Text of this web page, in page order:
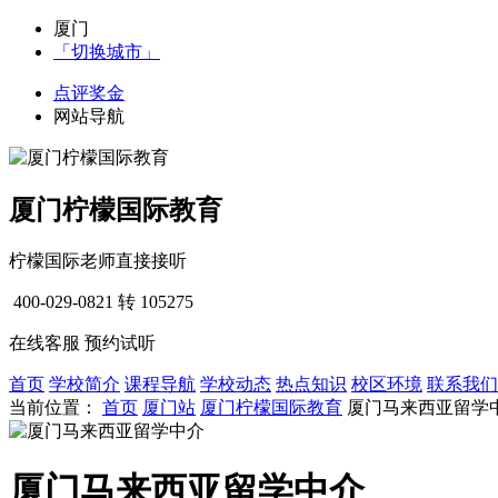
厦门
「切换城市」
点评奖金
网站导航
厦门柠檬国际教育
柠檬国际老师直接接听
400-029-0821 转 105275
在线客服 预约试听
首页 学校简介 课程导航 学校动态 热点知识 校区环境 联系我们
当前位置：
首页 厦门站 厦门柠檬国际教育 厦门马来西亚留学